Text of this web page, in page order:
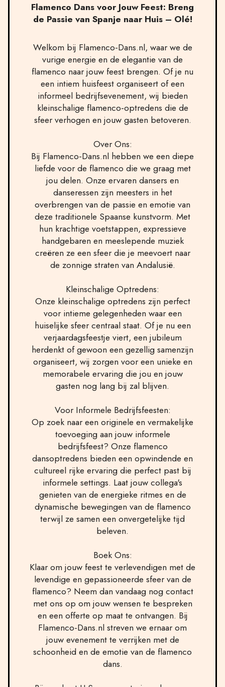
Flamenco Dans voor Jouw Feest: Breng
de Passie van Spanje naar Huis – Olé!
Welkom bij Flamenco-Dans.nl, waar we de
vurige energie en de elegantie van de
flamenco naar jouw feest brengen. Of je nu
een intiem huisfeest organiseert of een
informeel bedrijfsevenement, wij bieden
kleinschalige flamenco-optredens die de
sfeer verhogen en jouw gasten betoveren.
Over Ons:
Bij Flamenco-Dans.nl hebben we een diepe
liefde voor de flamenco die we graag met
jou delen. Onze ervaren dansers en
danseressen zijn meesters in het
overbrengen van de passie en emotie van
deze traditionele Spaanse kunstvorm. Met
hun krachtige voetstappen, expressieve
handgebaren en meeslepende muziek
creëren ze een sfeer die je meevoert naar
de zonnige straten van Andalusië.
Kleinschalige Optredens:
Onze kleinschalige optredens zijn perfect
voor intieme gelegenheden waar een
huiselijke sfeer centraal staat. Of je nu een
verjaardagsfeestje viert, een jubileum
herdenkt of gewoon een gezellig samenzijn
organiseert, wij zorgen voor een unieke en
memorabele ervaring die jou en jouw
gasten nog lang bij zal blijven.
Voor Informele Bedrijfsfeesten:
Op zoek naar een originele en vermakelijke
toevoeging aan jouw informele
bedrijfsfeest? Onze flamenco
dansoptredens bieden een opwindende en
cultureel rijke ervaring die perfect past bij
informele settings. Laat jouw collega's
genieten van de energieke ritmes en de
dynamische bewegingen van de flamenco
terwijl ze samen een onvergetelijke tijd
beleven.
Boek Ons:
Klaar om jouw feest te verlevendigen met de
levendige en gepassioneerde sfeer van de
flamenco? Neem dan vandaag nog contact
met ons op om jouw wensen te bespreken
en een offerte op maat te ontvangen. Bij
Flamenco-Dans.nl streven we ernaar om
jouw evenement te verrijken met de
schoonheid en de emotie van de flamenco
dans.